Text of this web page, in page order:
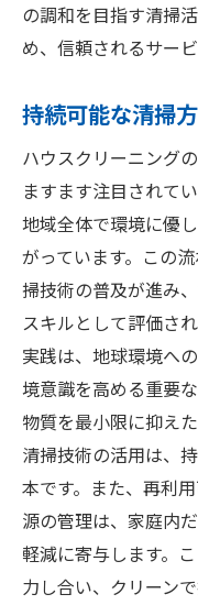
の調和を目指す清掃
め、信頼されるサー
持続可能な清掃
ハウスクリーニング
ますます注目されて
地域全体で環境に優
がっています。この
掃技術の普及が進み
スキルとして評価さ
実践は、地球環境へ
境意識を高める重要
物質を最小限に抑え
清掃技術の活用は、
本です。また、再利
源の管理は、家庭内
軽減に寄与します。
力し合い、クリーン